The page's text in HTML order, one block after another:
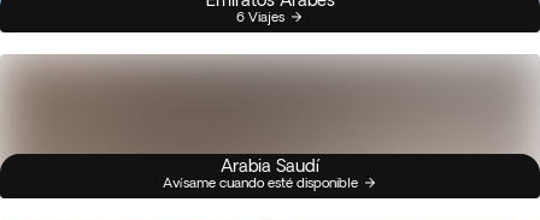
6 Viajes
Arabia Saudí
Avísame cuando esté disponible